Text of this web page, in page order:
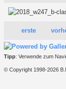
erste
Tipp: Verwende zum
© Copyright 1998-2026